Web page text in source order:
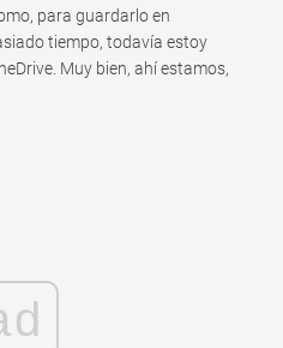
para guardarlo en
tiempo, todavía estoy
Muy bien, ahí estamos,